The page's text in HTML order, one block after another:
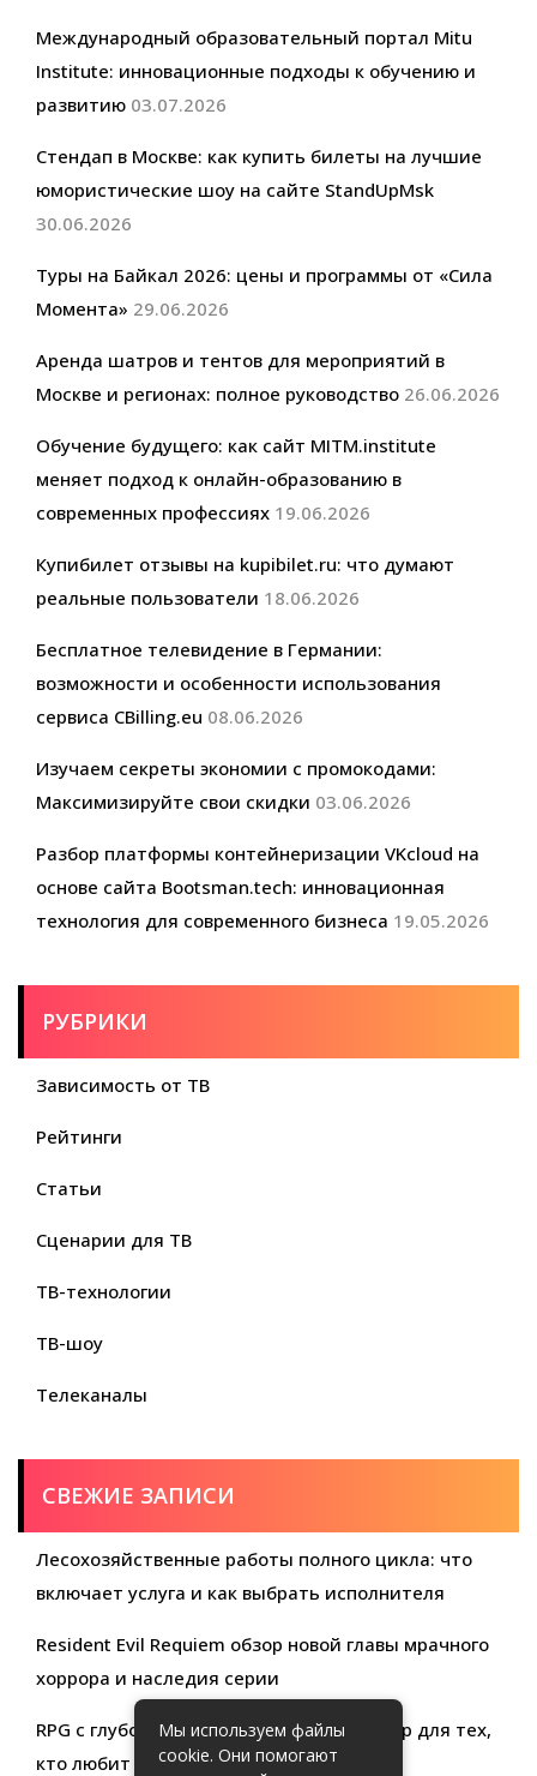
Международный образовательный портал Mitu
Institute: инновационные подходы к обучению и
развитию 03.07.2026
Стендап в Москве: как купить билеты на лучшие
юмористические шоу на сайте StandUpMsk
30.06.2026
Туры на Байкал 2026: цены и программы от «Сила
Момента» 29.06.2026
Аренда шатров и тентов для мероприятий в
Москве и регионах: полное руководство 26.06.2026
Обучение будущего: как сайт MITM.institute
меняет подход к онлайн-образованию в
современных профессиях 19.06.2026
Купибилет отзывы на kupibilet.ru: что думают
реальные пользователи 18.06.2026
Бесплатное телевидение в Германии:
возможности и особенности использования
сервиса CBilling.eu 08.06.2026
Изучаем секреты экономии с промокодами:
Максимизируйте свои скидки 03.06.2026
Разбор платформы контейнеризации VKcloud на
основе сайта Bootsman.tech: инновационная
технология для современного бизнеса 19.05.2026
РУБРИКИ
Зависимость от ТВ
Рейтинги
Статьи
Сценарии для ТВ
ТВ-технологии
ТВ-шоу
Телеканалы
СВЕЖИЕ ЗАПИСИ
Лесохозяйственные работы полного цикла: что
включает услуга и как выбрать исполнителя
Resident Evil Requiem обзор новой главы мрачного
хоррора и наследия серии
RPG с глубокой кастомизацией обзор игр для тех,
кто любит свободу выбора
Мы используем файлы
cookie. Они помогают